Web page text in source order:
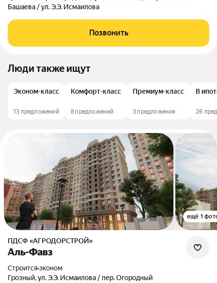
Башаева / ул. Э.Э. Исмаилова
Позвонить
Люди также ищут
Эконом-класс
13 предложений
Комфорт-класс
8 предложений
Премиум-класс
3 предложения
В
26
ещё 1
ПДСФ «АГРОДОРСТРОЙ»
Аль-Фавз
Строится•эконом
Грозный, ул. Э.Э. Исмаилова / пер. Огородный